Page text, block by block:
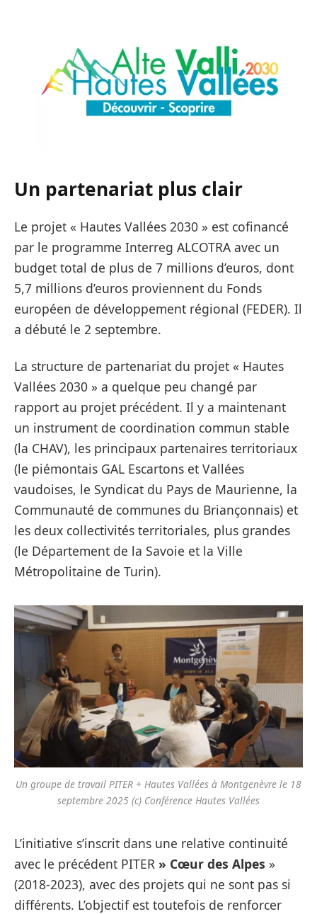
Un partenariat plus clair
Le projet « Hautes Vallées 2030 » est cofinancé
par le programme Interreg ALCOTRA avec un
budget total de plus de 7 millions d’euros, dont
5,7 millions d’euros proviennent du Fonds
européen de développement régional (FEDER). Il
a débuté le 2 septembre.
La structure de partenariat du projet « Hautes
Vallées 2030 » a quelque peu changé par
rapport au projet précédent. Il y a maintenant
un instrument de coordination commun stable
(la CHAV), les principaux partenaires territoriaux
(le piémontais GAL Escartons et Vallées
vaudoises, le Syndicat du Pays de Maurienne, la
Communauté de communes du Briançonnais) et
les deux collectivités territoriales, plus grandes
(le Département de la Savoie et la Ville
Métropolitaine de Turin).
Un groupe de travail PITER + Hautes Vallées à Montgenèvre le 18
septembre 2025 (c) Conférence Hautes Vallées
L’initiative s’inscrit dans une relative continuité
avec le précédent PITER » Cœur des Alpes »
(2018-2023), avec des projets qui ne sont pas si
différents. L’objectif est toutefois de renforcer